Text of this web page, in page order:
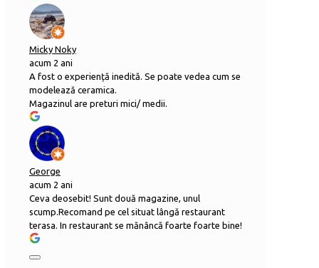
Micky Noky
acum 2 ani
A fost o experiență inedită. Se poate vedea cum se
modelează ceramica.
Magazinul are preturi mici/ medii.
George
acum 2 ani
Ceva deosebit! Sunt două magazine, unul
scump.Recomand pe cel situat lângă restaurant
terasa. In restaurant se mănâncă foarte foarte bine!